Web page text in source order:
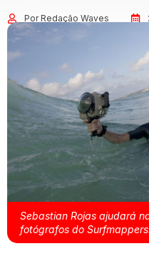
Por Redação Waves
Sebastian Rojas ajudará
fotógrafos do